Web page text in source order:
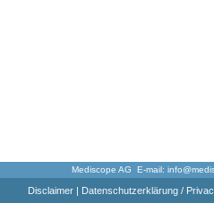
Mediscope AG E-mail:
Disclaimer| Datenschutzerklärung /